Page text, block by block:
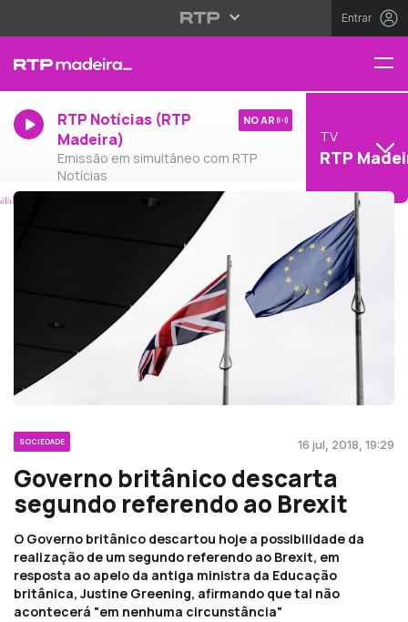
Entrar
RTP Notícias (RTP
Madeira)
Emissão em simultâneo com RTP
Notícias
NO AR
TV
RTP
SOCIEDADE 16 jul, 2018, 19:29
Governo britânico descarta
segundo referendo ao Brexit
O Governo britânico descartou hoje a possibilidade da
realização de um segundo referendo ao Brexit, em
resposta ao apelo da antiga ministra da Educação
britânica, Justine Greening, afirmando que tal não
acontecerá "em nenhuma circunstância"